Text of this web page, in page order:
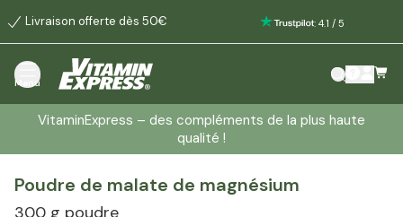
Livraison offerte dès 50€ : 4.1 / 5
Menu
VitaminExpress – des compléments de la plus haute
qualité !
Poudre de malate de magnésium
300 g poudre